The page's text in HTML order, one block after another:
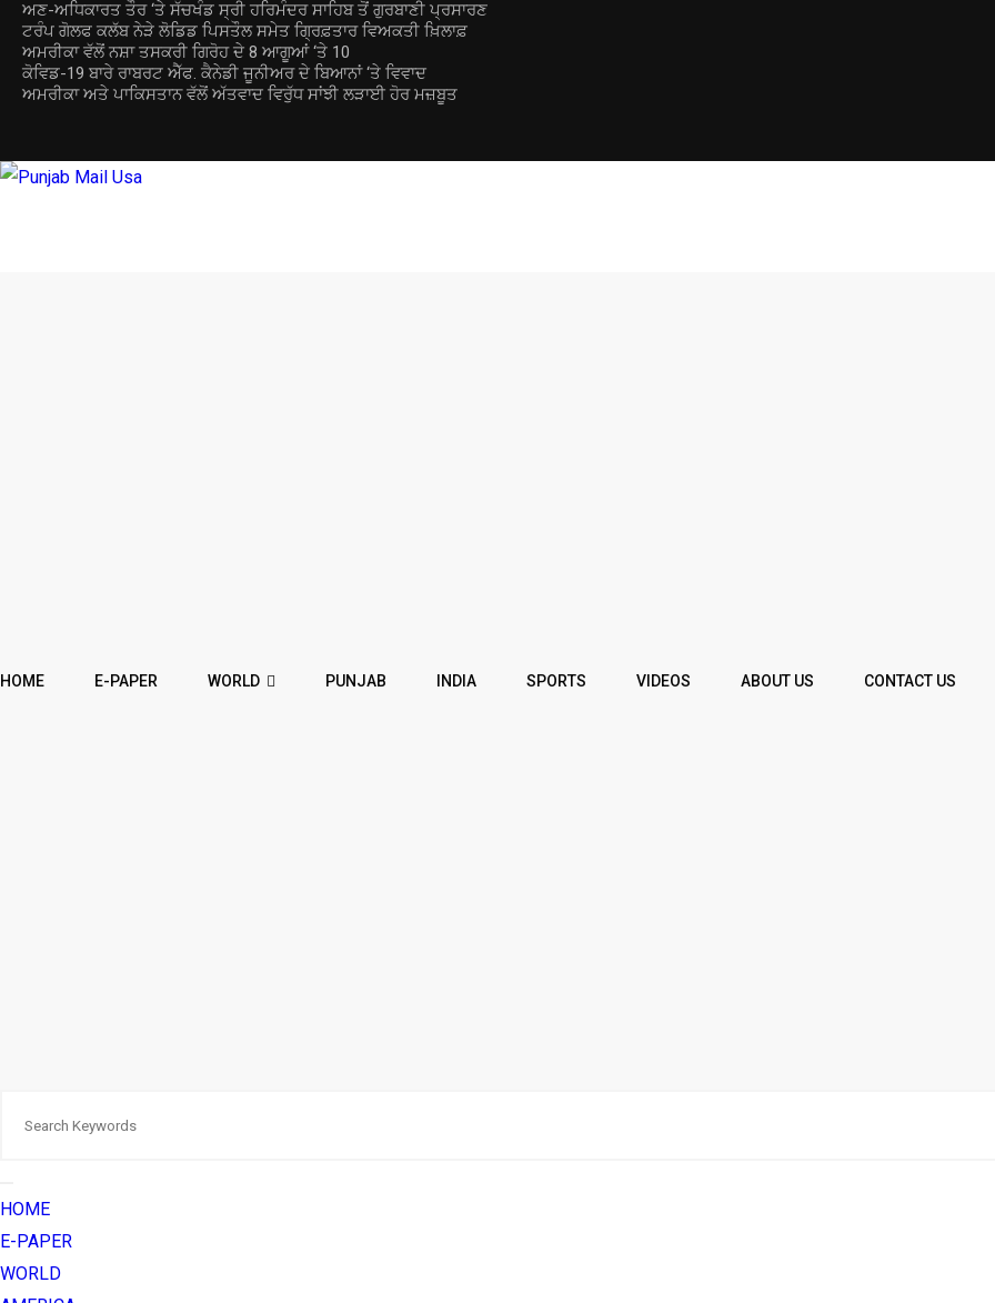
ਅਣ-ਅਧਿਕਾਰਤ ਤੌਰ ‘ਤੇ ਸੱਚਖੰਡ ਸ੍ਰੀ ਹਰਿਮੰਦਰ ਸਾਹਿਬ ਤੋਂ ਗੁਰਬਾਣੀ ਪ੍ਰਸਾਰਣ
ਟਰੰਪ ਗੋਲਫ ਕਲੱਬ ਨੇੜੇ ਲੋਡਿਡ ਪਿਸਤੌਲ ਸਮੇਤ ਗ੍ਰਿਫ਼ਤਾਰ ਵਿਅਕਤੀ ਖ਼ਿਲਾਫ਼
ਅਮਰੀਕਾ ਵੱਲੋਂ ਨਸ਼ਾ ਤਸਕਰੀ ਗਿਰੋਹ ਦੇ 8 ਆਗੂਆਂ ‘ਤੇ 10
ਕੋਵਿਡ-19 ਬਾਰੇ ਰਾਬਰਟ ਐੱਫ. ਕੈਨੇਡੀ ਜੂਨੀਅਰ ਦੇ ਬਿਆਨਾਂ ‘ਤੇ ਵਿਵਾਦ
ਅਮਰੀਕਾ ਅਤੇ ਪਾਕਿਸਤਾਨ ਵੱਲੋਂ ਅੱਤਵਾਦ ਵਿਰੁੱਧ ਸਾਂਝੀ ਲੜਾਈ ਹੋਰ ਮਜ਼ਬੂਤ
HOME E-PAPER WORLD PUNJAB INDIA SPORTS VIDEOS ABOUT US CONTACT US
HOME
E-PAPER
WORLD